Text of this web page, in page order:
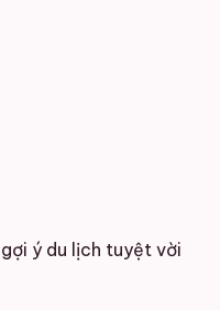
ý du lịch tuyệt vời